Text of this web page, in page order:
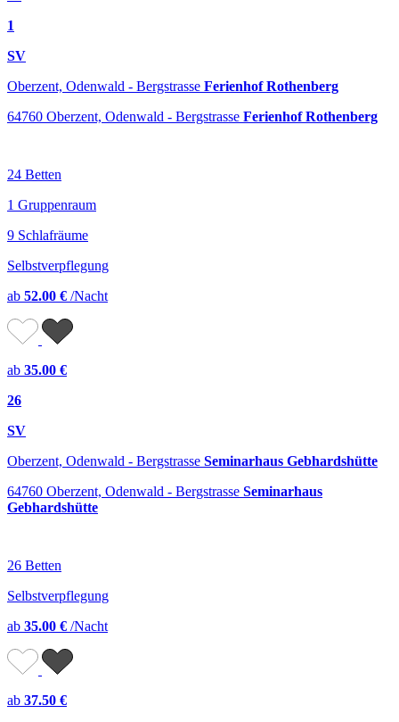
1
SV
Oberzent, Odenwald - Bergstrasse Ferienhof Rothenberg
64760 Oberzent, Odenwald - Bergstrasse Ferienhof Rothenberg
24 Betten
1 Gruppenraum
9 Schlafräume
Selbstverpflegung
ab 52.00 € /Nacht
ab 35.00 €
26
SV
Oberzent, Odenwald - Bergstrasse Seminarhaus Gebhardshütte
64760 Oberzent, Odenwald - Bergstrasse Seminarhaus
Gebhardshütte
26 Betten
Selbstverpflegung
ab 35.00 € /Nacht
ab 37.50 €